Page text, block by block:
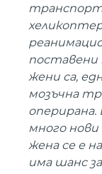
поставени
жени са,
мозъчна
много нови
жена се е
има шанс